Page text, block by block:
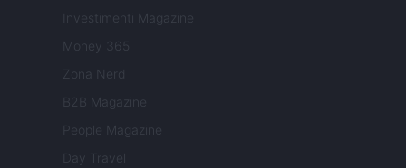
Investimenti Magazine
Money 365
Zona Nerd
B2B Magazine
People Magazine
Day Travel